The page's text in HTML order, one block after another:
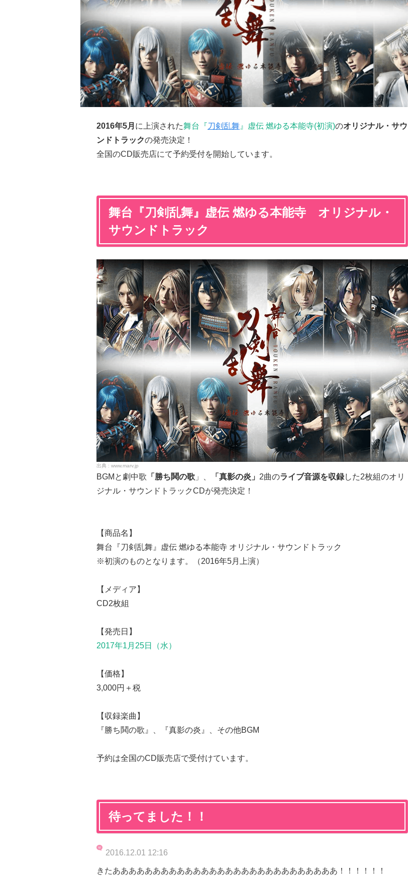
2016年5月 に上演された舞台『刀剣乱舞 』虚伝 燃ゆる本能寺(初演)のオリジナル・サウ
ンドトラックの発売決定！
全国のCD販売店にて予約受付を開始しています。
舞台『刀剣乱舞』虚伝 燃ゆる本能寺 オリジナル・
サウンドトラック
www.marv.jp
BGMと劇中歌 「勝ち鬨の歌 」、 「真影の炎」 2曲のライブ音源を収録した2枚組のオリ
ジナル・サウンドトラックCDが発売決定！
【商品名】
舞台『刀剣乱舞』虚伝 燃ゆる本能寺 オリジナル・サウンドトラック
※初演のものとなります。（2016年5月上演）
【メディア】
CD2枚組
【発売日】
2017年1月25日（水）
【価格】
3,000円＋税
【収録楽曲】
『勝ち鬨の歌』、『真影の炎』、その他BGM
予約は全国のCD販売店で受付けています。
待ってました！！
2016.12.01 12:16
きたああああああああああああああああああああああああああああ！！！！！！